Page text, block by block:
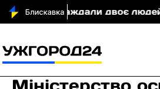
постраждали двоє людей